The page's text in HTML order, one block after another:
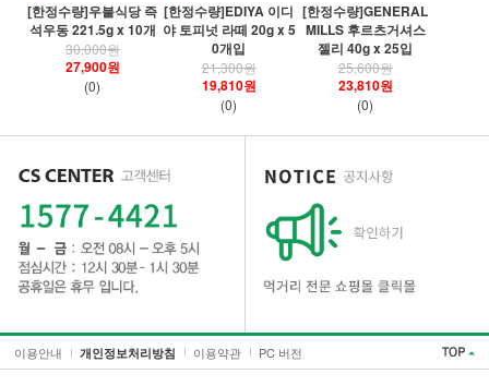
[한정수량]우불식당 즉
석우동 221.5g x 10개
30,000원
27,900원
(0)
[한정수량]EDIYA 이디
야 토피넛 라떼 20g x 5
0개입
21,300원
19,810원
(0)
[한정수량]GENERAL
MILLS 후르츠거셔스
젤리 40g x 25입
25,600원
23,810원
(0)
이용안내 개인정보처리방침 이용약관 PC 버전